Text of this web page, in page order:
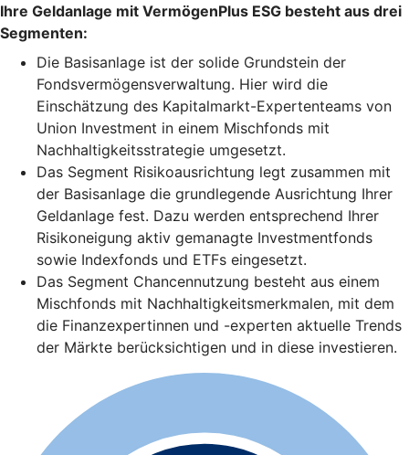
Ihre Geldanlage mit VermögenPlus ESG besteht aus drei
Segmenten:
Die Basisanlage ist der solide Grundstein der
Fondsvermögensverwaltung. Hier wird die
Einschätzung des Kapitalmarkt-Expertenteams von
Union Investment in einem Mischfonds mit
Nachhaltigkeitsstrategie umgesetzt.
Das Segment Risikoausrichtung legt zusammen mit
der Basisanlage die grundlegende Ausrichtung Ihrer
Geldanlage fest. Dazu werden entsprechend Ihrer
Risikoneigung aktiv gemanagte Investmentfonds
sowie Indexfonds und ETFs eingesetzt.
Das Segment Chancennutzung besteht aus einem
Mischfonds mit Nachhaltigkeitsmerkmalen, mit dem
die Finanzexpertinnen und -experten aktuelle Trends
der Märkte berücksichtigen und in diese investieren.